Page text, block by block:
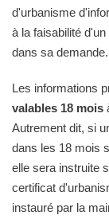
d'urbanisme
à la faisabilité
dans sa demande.
Les informations
valables 18 mois
Autrement dit, si
dans les 18 mois
elle sera instruite
certificat
instauré par la